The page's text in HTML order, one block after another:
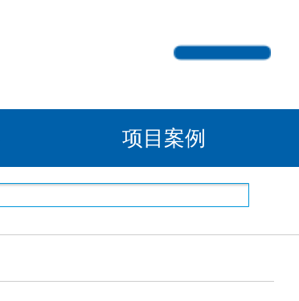
项目案例